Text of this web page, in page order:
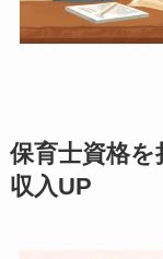
保育士資格
収入UP